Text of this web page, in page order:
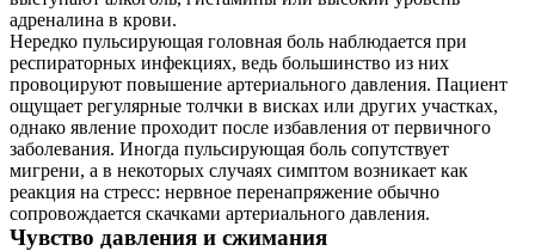
адреналина в крови.
Нередко пульсирующая головная боль наблюдается при
респираторных инфекциях, ведь большинство из них
провоцируют повышение артериального давления. Пациент
ощущает регулярные толчки в висках или других участках,
однако явление проходит после избавления от первичного
заболевания. Иногда пульсирующая боль сопутствует
мигрени, а в некоторых случаях симптом возникает как
реакция на стресс: нервное перенапряжение обычно
сопровождается скачками артериального давления.
Чувство давления и сжимания